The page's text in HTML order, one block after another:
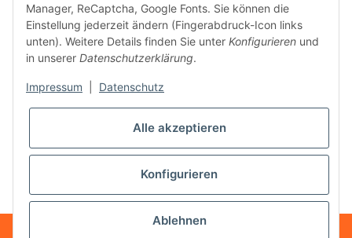
* Alle Preise inkl. gesetzlicher USt., zzgl.
Manager, ReCaptcha, Google Fonts. Sie können die
Einstellung jederzeit ändern (Fingerabdruck-Icon links
unten). Weitere Details finden Sie unter Konfigurieren und
in unserer Datenschutzerklärung.
Impressum Datenschutz
Alle akzeptieren
Konfigurieren
Ablehnen